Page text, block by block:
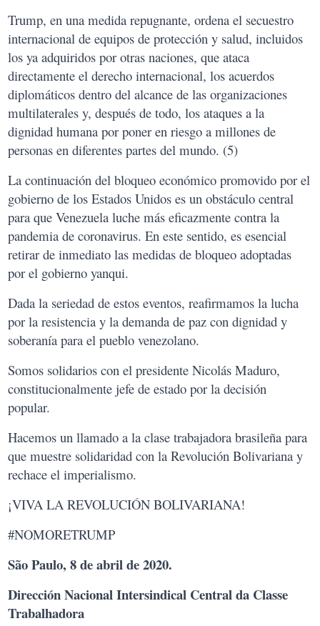
Trump, en una medida repugnante, ordena el secuestro
internacional de equipos de protección y salud, incluidos
los ya adquiridos por otras naciones, que ataca
directamente el derecho internacional, los acuerdos
diplomáticos dentro del alcance de las organizaciones
multilaterales y, después de todo, los ataques a la
dignidad humana por poner en riesgo a millones de
personas en diferentes partes del mundo. (5)
La continuación del bloqueo económico promovido por el
gobierno de los Estados Unidos es un obstáculo central
para que Venezuela luche más eficazmente contra la
pandemia de coronavirus. En este sentido, es esencial
retirar de inmediato las medidas de bloqueo adoptadas
por el gobierno yanqui.
Dada la seriedad de estos eventos, reafirmamos la lucha
por la resistencia y la demanda de paz con dignidad y
soberanía para el pueblo venezolano.
Somos solidarios con el presidente Nicolás Maduro,
constitucionalmente jefe de estado por la decisión
popular.
Hacemos un llamado a la clase trabajadora brasileña para
que muestre solidaridad con la Revolución Bolivariana y
rechace el imperialismo.
¡VIVA LA REVOLUCIÓN BOLIVARIANA!
#NOMORETRUMP
São Paulo, 8 de abril de 2020.
Dirección NacionalIntersindical Central da Classe
Trabalhadora